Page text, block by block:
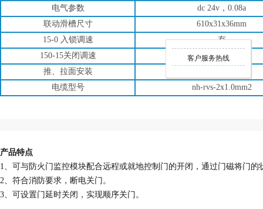
电气参数
dc 24v，0.08a
联动滑槽尺寸
610x31x36mm
15-0 入锁调速
有
150-15关闭调速
有
推、拉面安装
电缆型号
nh-rvs-2x1.0mm2
产品特点
1、可与防火门监控模块配合远程或就地控制门的开闭，通过门磁将门的
2、符合消防要求，断电关门。
3、可设置门延时关闭，实现顺序关门。
客户服务热线